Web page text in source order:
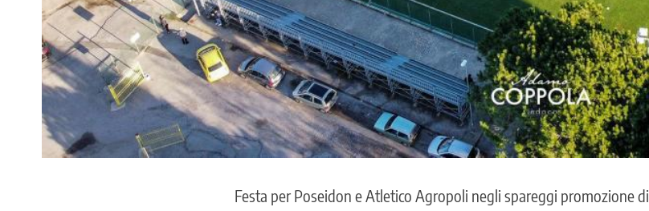
Festa per Poseidon e Atletico Agropoli negli spareggi promozione di